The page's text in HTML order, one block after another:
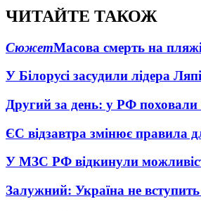
ЧИТАЙТЕ ТАКОЖ
СюжетМасова смерть на
У Білорусі засудили лідера
Другий за день: у РФ поховали
ЄС відзавтра змінює правила
У МЗС РФ відкинули
Залужний: Україна не